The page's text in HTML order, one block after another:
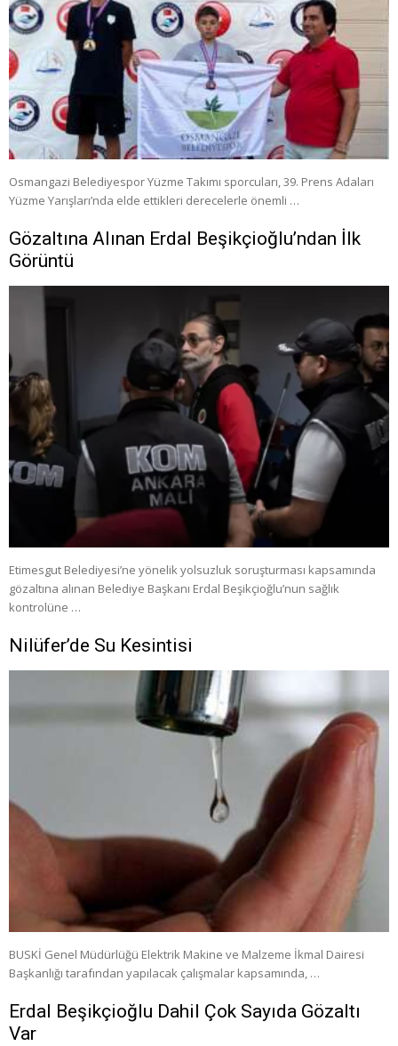
Osmangazi Belediyespor Yüzme Takımı sporcuları, 39. Prens Adaları
Yüzme Yarışları’nda elde ettikleri derecelerle önemli …
Gözaltına Alınan Erdal Beşikçioğlu’ndan İlk
Görüntü
Etimesgut Belediyesi’ne yönelik yolsuzluk soruşturması kapsamında
gözaltına alınan Belediye Başkanı Erdal Beşikçioğlu’nun sağlık
kontrolüne …
Nilüfer’de Su Kesintisi
BUSKİ Genel Müdürlüğü Elektrik Makine ve Malzeme İkmal Dairesi
Başkanlığı tarafından yapılacak çalışmalar kapsamında, …
Erdal Beşikçioğlu Dahil Çok Sayıda Gözaltı
Var